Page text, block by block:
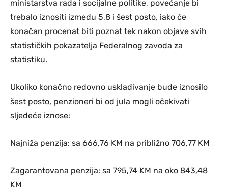
ministarstva rada i socijalne politike, povećanje bi
trebalo iznositi između 5,8 i šest posto, iako će
konačan procenat biti poznat tek nakon objave svih
statističkih pokazatelja Federalnog zavoda za
statistiku.
Ukoliko konačno redovno usklađivanje bude iznosilo
šest posto, penzioneri bi od jula mogli očekivati
sljedeće iznose:
Najniža penzija: sa 666,76 KM na približno 706,77 KM
Zagarantovana penzija: sa 795,74 KM na oko 843,48
KM